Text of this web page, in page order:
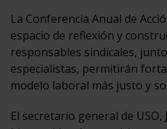
La Conferencia Anual de
espacio de reflexión y
responsables sindicales,
especialistas, permitirán
modelo laboral más justo y
El secretario general de